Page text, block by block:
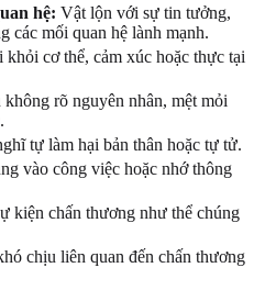
hệ: Vật lộn với sự tin tưởng,
các mối quan hệ lành mạnh.
khỏi cơ thể, cảm xúc hoặc thực tại
rõ nguyên nhân, mệt mỏi
tự làm hại bản thân hoặc tự tử.
vào công việc hoặc nhớ thông
kiện chấn thương như thể chúng
chịu liên quan đến chấn thương